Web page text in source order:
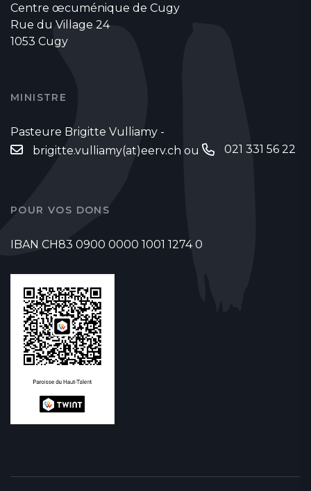
Centre œcuménique de Cugy
Rue du Village 24
1053 Cugy
MINISTRE
Pasteure Brigitte Vulliamy -
brigitte.vulliamy(at)eerv.ch ou 021 331 56 22
POUR VOS DONS
IBAN CH83 0900 0000 1001 1274 0